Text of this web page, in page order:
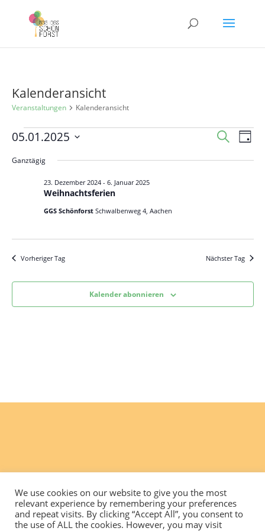
Kalenderansicht
Veranstaltungen Kalenderansicht
Veranstaltungen
5.
Januar
2025
und
Suche
Tag
05.01.2025
wählen.
Ganztägig
Weihnachtsferien
23. Dezember 2024- 6. Januar 2025
GGS Schönforst Schwalbenweg 4, Aachen
Vorheriger Tag Nächster Tag
Kalender abonnieren
We use cookies on our website to give you the most
relevant experience by remembering your preferences
and repeat visits. By clicking “Accept All”, you consent to
the use of ALL the cookies. However, you may visit